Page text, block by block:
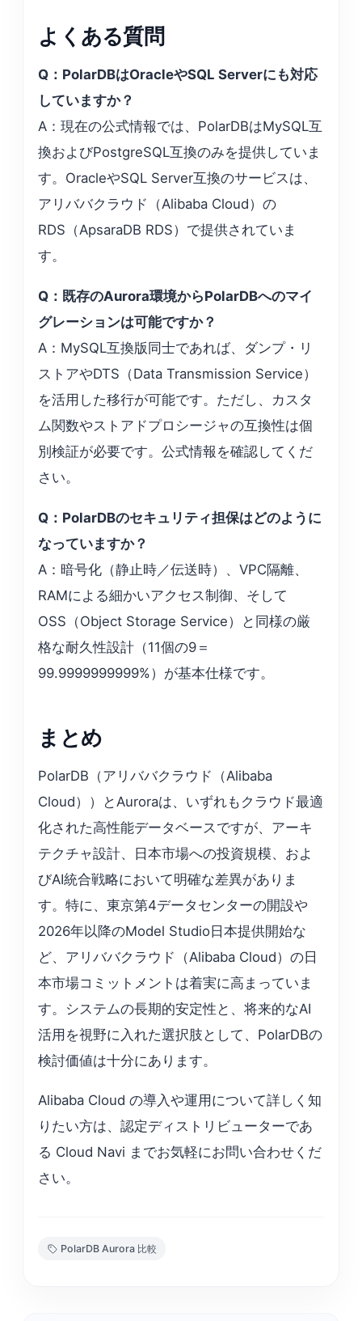
よくある質問
Q：PolarDBはOracleやSQL Serverにも対応
していますか？
A：現在の公式情報では、PolarDBはMySQL互
換およびPostgreSQL互換のみを提供していま
す。OracleやSQL Server互換のサービスは、
アリババクラウド（Alibaba Cloud）の
RDS（ApsaraDB RDS）で提供されていま
す。
Q：既存のAurora環境からPolarDBへのマイ
グレーションは可能ですか？
A：MySQL互換版同士であれば、ダンプ・リ
ストアやDTS（Data Transmission Service）
を活用した移行が可能です。ただし、カスタ
ム関数やストアドプロシージャの互換性は個
別検証が必要です。公式情報を確認してくだ
さい。
Q：PolarDBのセキュリティ担保はどのように
なっていますか？
A：暗号化（静止時／伝送時）、VPC隔離、
RAMによる細かいアクセス制御、そして
OSS（Object Storage Service）と同様の厳
格な耐久性設計（11個の9＝
99.9999999999%）が基本仕様です。
まとめ
PolarDB（アリババクラウド（Alibaba
Cloud））とAuroraは、いずれもクラウド最適
化された高性能データベースですが、アーキ
テクチャ設計、日本市場への投資規模、およ
びAI統合戦略において明確な差異がありま
す。特に、東京第4データセンターの開設や
2026年以降のModel Studio日本提供開始な
ど、アリババクラウド（Alibaba Cloud）の日
本市場コミットメントは着実に高まっていま
す。システムの長期的安定性と、将来的なAI
活用を視野に入れた選択肢として、PolarDBの
検討価値は十分にあります。
Alibaba Cloud の導入や運用について詳しく知
りたい方は、認定ディストリビューターであ
る Cloud Navi までお気軽にお問い合わせくだ
さい。
PolarDB Aurora 比較